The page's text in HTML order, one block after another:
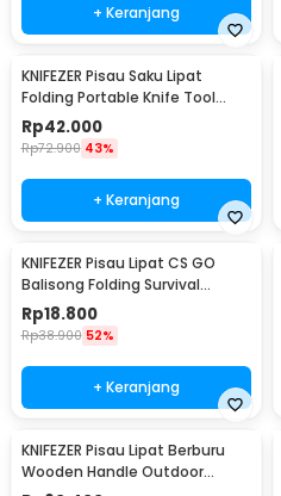
+ Keranjang
KNIFEZER Pisau Saku Lipat
Folding Portable Knife Tool
Wood Grip - S12
Rp42.000
Rp72.900 43%
+ Keranjang
KNIFEZER Pisau Lipat CS GO
Balisong Folding Survival
Outdoor Knife - C3
Rp18.800
Rp38.900 52%
+ Keranjang
KNIFEZER Pisau Lipat Berburu
Wooden Handle Outdoor